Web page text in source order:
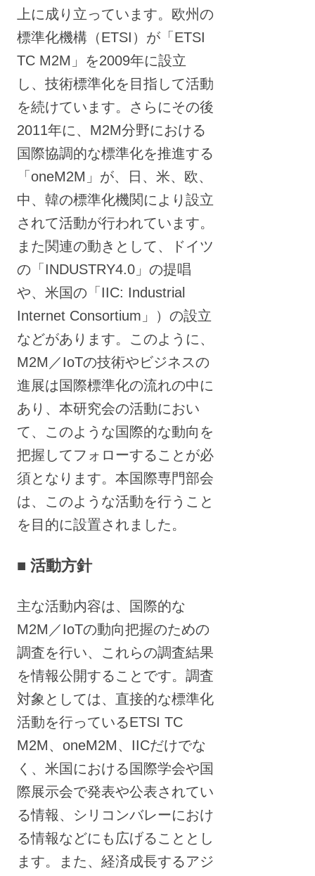
上に成り立っています。欧州の
標準化機構（ETSI）が「ETSI
TC M2M」を2009年に設立
し、技術標準化を目指して活動
を続けています。さらにその後
2011年に、M2M分野における
国際協調的な標準化を推進する
「oneM2M」が、日、米、欧、
中、韓の標準化機関により設立
されて活動が行われています。
また関連の動きとして、ドイツ
の「INDUSTRY4.0」の提唱
や、米国の「IIC: Industrial
Internet Consortium」）の設立
などがあります。このように、
M2M／IoTの技術やビジネスの
進展は国際標準化の流れの中に
あり、本研究会の活動におい
て、このような国際的な動向を
把握してフォローすることが必
須となります。本国際専門部会
は、このような活動を行うこと
を目的に設置されました。
■ 活動方針
主な活動内容は、国際的な
M2M／IoTの動向把握のための
調査を行い、これらの調査結果
を情報公開することです。調査
対象としては、直接的な標準化
活動を行っているETSI TC
M2M、oneM2M、IICだけでな
く、米国における国際学会や国
際展示会で発表や公表されてい
る情報、シリコンバレーにおけ
る情報などにも広げることとし
ます。また、経済成長するアジ